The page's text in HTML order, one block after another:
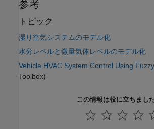
参考
トピック
湿り空気システムのモデル化
水分レベルと微量気体レベルのモデル化
Vehicle HVAC System Control Using
Toolbox)
この情報は役に立ちまし